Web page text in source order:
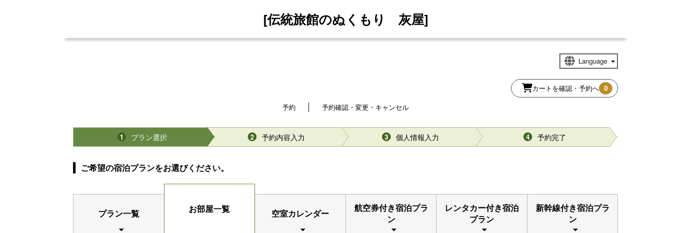
[伝統旅館のぬくもり 灰屋]
カートを確認・予約へ 0
予約
予約確認・変更・キャンセル
1 プラン選択 2 予約内容入力 3 個人情報入力 4 予約完了
ご希望の宿泊プランをお選びください。
プラン一覧 お部屋一覧 空室カレンダー
航空券付き宿泊プラ
ン
レンタカー付き宿泊
プラン
新幹線付き宿泊プラ
ン